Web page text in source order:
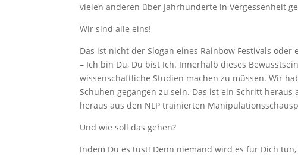
vielen anderen über Jahrhunderte in Vergessenheit
Wir sind alle eins!
Das ist nicht der Slogan eines Rainbow Festivals
– Ich bin Du, Du bist Ich. Innerhalb dieses
wissenschaftliche Studien machen zu müssen. Wir
Schuhen gegangen zu sein. Das ist ein Schritt
heraus aus den NLP trainierten
Und wie soll das gehen?
Indem Du es tust! Denn niemand wird es für Dich